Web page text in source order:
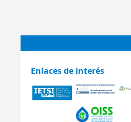
Enlaces de interés